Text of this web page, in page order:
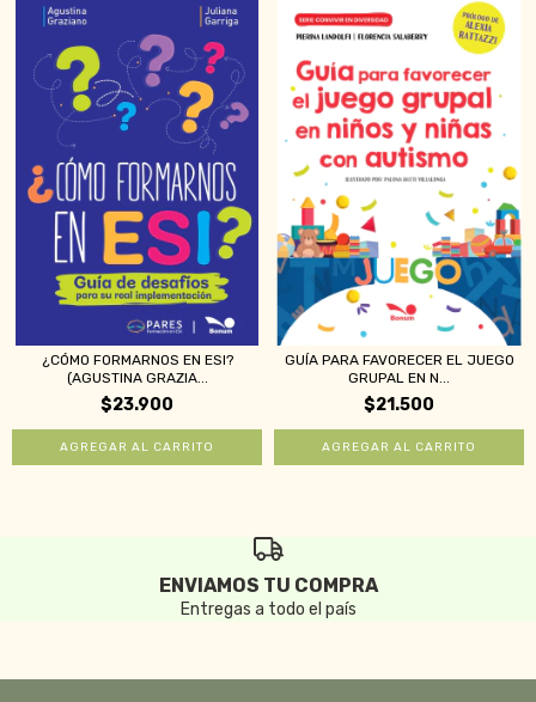
¿CÓMO FORMARNOS EN ESI?
(AGUSTINA GRAZIA...
$23.900
GUÍA PARA FAVORECER EL JUEGO
GRUPAL EN N...
$21.500
ENVIAMOS TU COMPRA
Entregas a todo el país